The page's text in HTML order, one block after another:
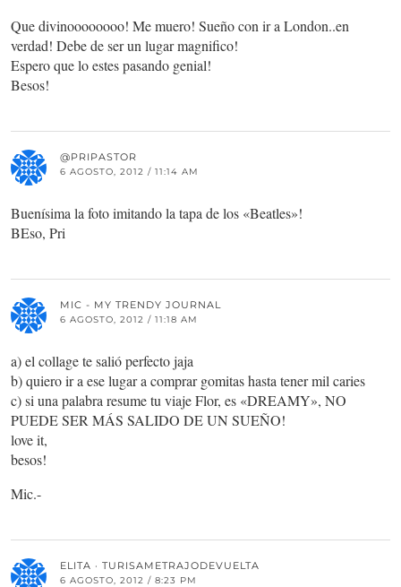
Que divinoooooooo! Me muero! Sueño con ir a London..en
verdad! Debe de ser un lugar magnifico!
Espero que lo estes pasando genial!
Besos!
@PRIPASTOR
6 AGOSTO, 2012 / 11:14 AM
Buenísima la foto imitando la tapa de los «Beatles»!
BEso, Pri
MIC - MY TRENDY JOURNAL
6 AGOSTO, 2012 / 11:18 AM
a) el collage te salió perfecto jaja
b) quiero ir a ese lugar a comprar gomitas hasta tener mil caries
c) si una palabra resume tu viaje Flor, es «DREAMY», NO
PUEDE SER MÁS SALIDO DE UN SUEÑO!
love it,
besos!
Mic.-
ELITA · TURISAMETRAJODEVUELTA
6 AGOSTO, 2012 / 8:23 PM